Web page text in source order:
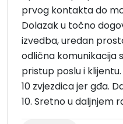
prvog kontakta do
Dolazak u točno
izvedba, uredan
odlična komunikacija
pristup poslu i
10 zvjezdica jer gđa.
10. Sretno u daljnjem